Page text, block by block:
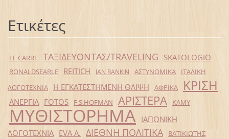
Ετικέτες
LE CARRE ΤΑΞΙΔΕΥΟΝΤΑΣ/TRAVELING SKATOLOGIO
RONALDSEARLE REITICH IAN RANKIN ΑΣΤΥΝΟΜΙΚΑ
ΙΤΑΛΙΚΗ
ΛΟΓΟΤΕΧΝΙΑ
Η ΕΓΚΑΤΕΣΤΗΜΕΝΗ ΘΛΙΨΗ ΑΦΡΙΚΑ ΚΡΙΣΗ
ΑΝΕΡΓΙΑ FOTOS F.S.HOFMAN ΑΡΙΣΤΕΡΑ ΚΑΜΥ
ΜΥΘΙΣΤΟΡΗΜΑ ΙΑΠΩΝΙΚΗ
ΛΟΓΟΤΕΧΝΙΑ EVA Α. ΔΙΕΘΝΗ ΠΟΛΙΤΙΚΑ ΒΑΤΙΚΙΩΤΗΣ